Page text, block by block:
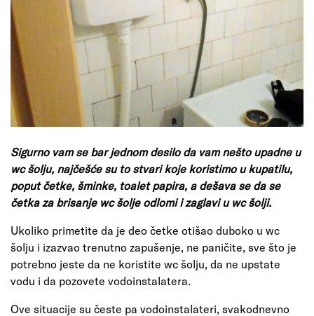
Sigurno vam se bar jednom desilo da vam nešto upadne u
wc šolju, najčešće su to stvari koje koristimo u kupatilu,
poput četke, šminke, toalet papira, a dešava se da se
četka za brisanje wc šolje odlomi i zaglavi u wc šolji.
Ukoliko primetite da je deo četke otišao duboko u wc
šolju i izazvao trenutno zapušenje, ne paničite, sve što je
potrebno jeste da ne koristite wc šolju, da ne upstate
vodu i da pozovete vodoinstalatera.
Ove situacije su česte pa vodoinstalateri, svakodnevno